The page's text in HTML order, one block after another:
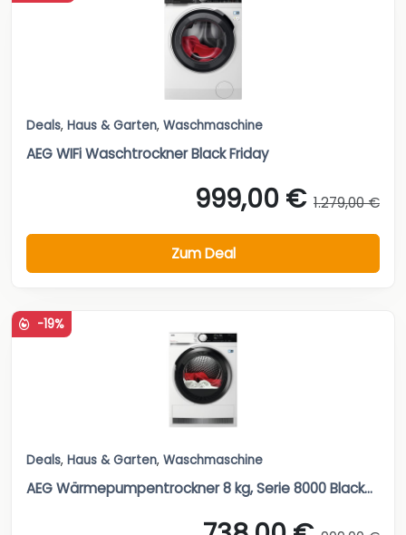
Deals, Haus & Garten, Waschmaschine
AEG WIFi Waschtrockner Black Friday
999,00 € 1.279,00 €
Zum Deal
-19%
Deals, Haus & Garten, Waschmaschine
AEG Wärmepumpentrockner 8 kg, Serie 8000 Black...